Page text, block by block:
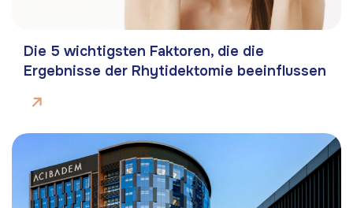
Die 5 wichtigsten Faktoren, die die
Ergebnisse der Rhytidektomie beeinflussen